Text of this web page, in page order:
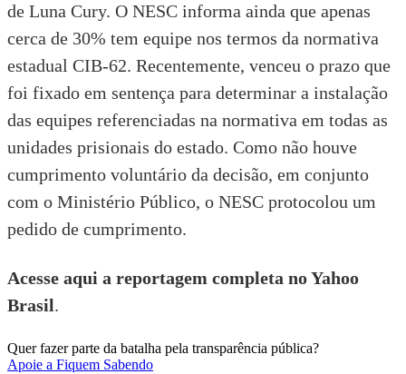
de Luna Cury. O NESC informa ainda que apenas
cerca de 30% tem equipe nos termos da normativa
estadual CIB-62. Recentemente, venceu o prazo que
foi fixado em sentença para determinar a instalação
das equipes referenciadas na normativa em todas as
unidades prisionais do estado. Como não houve
cumprimento voluntário da decisão, em conjunto
com o Ministério Público, o NESC protocolou um
pedido de cumprimento.
Acesse aqui a reportagem completa no Yahoo
Brasil.
Quer fazer parte da batalha pela transparência pública?
Apoie a Fiquem Sabendo